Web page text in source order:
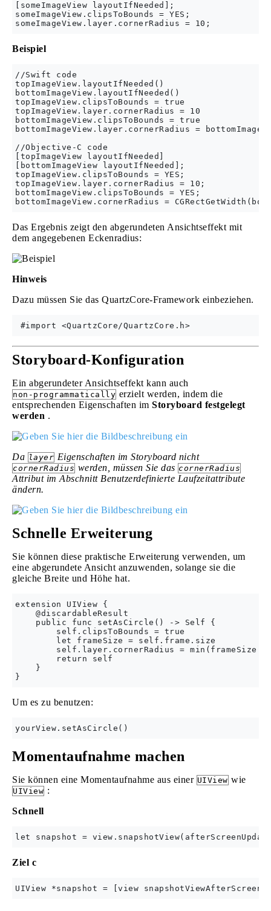
[someImageView layoutIfNeeded];
someImageView.clipsToBounds = YES;
Beispiel
//Swift code
topImageView.layoutIfNeeded()
bottomImageView.layoutIfNeeded()
topImageView.clipsToBounds = true
topImageView.layer.cornerRadius = 10
bottomImageView.clipsToBounds = true
bottomImageView.layer.cornerRadius =
//Objective-C code
[topImageView layoutIfNeeded]
[bottomImageView layoutIfNeeded];
topImageView.clipsToBounds = YES;
topImageView.layer.cornerRadius = 10;
bottomImageView.clipsToBounds = YES;
Das Ergebnis zeigt den abgerundeten Ansichtseffekt mit
dem angegebenen Eckenradius:
Hinweis
Dazu müssen Sie das QuartzCore-Framework einbeziehen.
Storyboard-Konfiguration
Ein abgerundeter Ansichtseffekt kann auch
non-programmatically erzielt werden, indem die
entsprechenden Eigenschaften im Storyboard festgelegt
werden .
Da layer Eigenschaften im Storyboard nicht
cornerRadius werden, müssen Sie das cornerRadius
Attribut im Abschnitt Benutzerdefinierte Laufzeitattribute
ändern.
Schnelle Erweiterung
Sie können diese praktische Erweiterung verwenden, um
eine abgerundete Ansicht anzuwenden, solange sie die
gleiche Breite und Höhe hat.
extension UIView {
    @discardableResult
    public func setAsCircle() -> Self {
        self.clipsToBounds = true
        let frameSize = self.frame.size
self.layer.cornerRadius =
        return self
    }
Um es zu benutzen:
Momentaufnahme machen
Sie können eine Momentaufnahme aus einer UIView wie
UIView :
Schnell
Ziel c